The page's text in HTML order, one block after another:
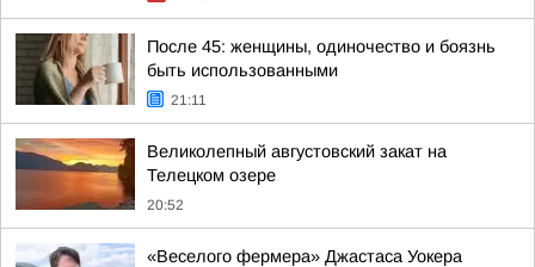
После 45: женщины, одиночество и боязнь
быть использованными
21:11
Великолепный августовский закат на
Телецком озере
20:52
«Веселого фермера» Джастаса Уокера